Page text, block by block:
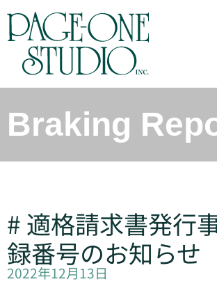
Braking
# 適格請求書発行
録番号のお知らせ
2022年12月13日